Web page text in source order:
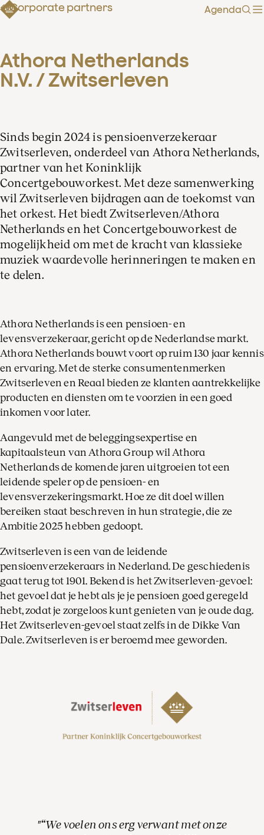
Agenda
Corporate partners
Athora Netherlands
N.V. / Zwitserleven
Sinds begin 2024 is pensioenverzekeraar
Zwitserleven, onderdeel van Athora Netherlands,
partner van het Koninklijk
Concertgebouworkest. Met deze samenwerking
wil Zwitserleven bijdragen aan de toekomst van
het orkest. Het biedt Zwitserleven/Athora
Netherlands en het Concertgebouworkest de
mogelijkheid om met de kracht van klassieke
muziek waardevolle herinneringen te maken en
te delen.
Athora Netherlands is een pensioen- en
levensverzekeraar, gericht op de Nederlandse markt.
Athora Netherlands bouwt voort op ruim 130 jaar kennis
en ervaring. Met de sterke consumentenmerken
Zwitserleven en Reaal bieden ze klanten aantrekkelijke
producten en diensten om te voorzien in een goed
inkomen voor later.
Aangevuld met de beleggingsexpertise en
kapitaalsteun van Athora Group wil Athora
Netherlands de komende jaren uitgroeien tot een
leidende speler op de pensioen- en
levensverzekeringsmarkt. Hoe ze dit doel willen
bereiken staat beschreven in hun strategie, die ze
Ambitie 2025 hebben gedoopt.
Zwitserleven is een van de leidende
pensioenverzekeraars in Nederland. De geschiedenis
gaat terug tot 1901. Bekend is het Zwitserleven-gevoel:
het gevoel dat je hebt als je je pensioen goed geregeld
hebt, zodat je zorgeloos kunt genieten van je oude dag.
Het Zwitserleven-gevoel staat zelfs in de Dikke Van
Dale. Zwitserleven is er beroemd mee geworden.
“We voelen ons erg verwant met onze